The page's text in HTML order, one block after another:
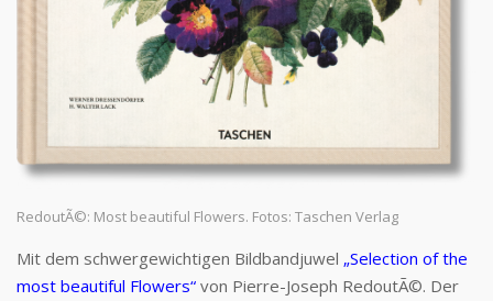
RedoutÃ©: Most beautiful Flowers. Fotos: Taschen Verlag
Mit dem schwergewichtigen Bildbandjuwel „Selection of the
most beautiful Flowers“ von Pierre-Joseph RedoutÃ©. Der